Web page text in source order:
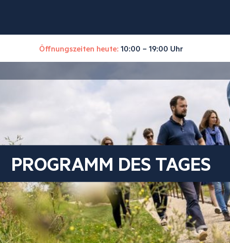
Öffnungszeiten heute: 10:00 – 19:00 Uhr
PROGRAMM DES TAGES